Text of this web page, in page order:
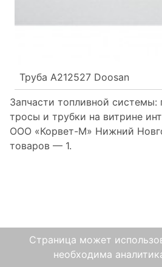
Труба A212527 Doosan
Запчасти топливной системы:
тросы и трубки на витрине
ООО «Корвет-М» Нижний
товаров — 1.
Страница может
необходима